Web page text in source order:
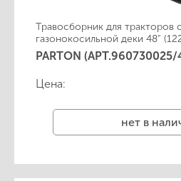
Травосборник для тракторов
газонокосильной деки 48"
PARTON (АРТ.960730025/
Цена:
нет в